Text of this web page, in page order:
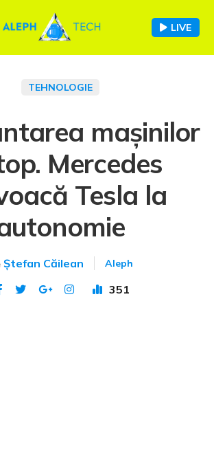
LIVE
TEHNOLOGIE
mașinilor
Mercedes
Tesla la
Ștefan Căilean Aleph
351